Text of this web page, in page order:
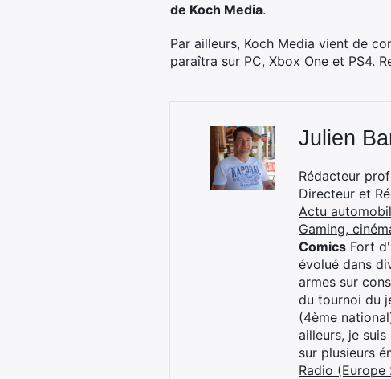
de Koch Media.
Par ailleurs, Koch Media vient de
paraîtra sur PC, Xbox One et PS4.
Julien
Rédacteur
Directeur et
Actu
Gaming,
Comics Fort
évolué dans
armes sur
du tournoi du
(4ème
ailleurs, je
sur plusieurs
Radio (Europe